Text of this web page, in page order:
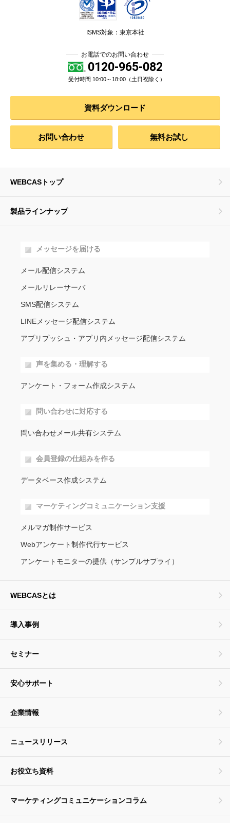
ISMS対象：東京本社
お電話でのお問い合わせ
0120-965-082
受付時間 10:00～18:00（土日祝除く）
資料ダウンロード
お問い合わせ 無料お試し
WEBCASトップ
製品ラインナップ
メッセージを届ける
メール配信システム
メールリレーサーバ
SMS配信システム
LINEメッセージ配信システム
アプリプッシュ・アプリ内メッセージ配信システム
声を集める・理解する
アンケート・フォーム作成システム
問い合わせに対応する
問い合わせメール共有システム
会員登録の仕組みを作る
データベース作成システム
マーケティングコミュニケーション支援
メルマガ制作サービス
Webアンケート制作代行サービス
アンケートモニターの提供（サンプルサプライ）
WEBCASとは
導入事例
セミナー
安心サポート
企業情報
ニュースリリース
お役立ち資料
マーケティングコミュニケーションコラム